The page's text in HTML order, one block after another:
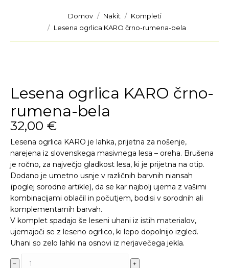
Domov Nakit
Kompleti
Lesena ogrlica KARO črno-rumena-bela
Lesena ogrlica KARO črno-
rumena-bela
32,00 €
Lesena ogrlica KARO je lahka, prijetna za nošenje,
narejena iz slovenskega masivnega lesa – oreha. Brušena
je ročno, za največjo gladkost lesa, ki je prijetna na otip.
Dodano je umetno usnje v različnih barvnih niansah
(poglej sorodne artikle), da se kar najbolj ujema z vašimi
kombinacijami oblačil in počutjem, bodisi v sorodnih ali
komplementarnih barvah.
V komplet spadajo še leseni uhani iz istih materialov,
ujemajoči se z leseno ogrlico, ki lepo dopolnijo izgled.
Uhani so zelo lahki na osnovi iz nerjavečega jekla.
Lesena
﹣ ﹢